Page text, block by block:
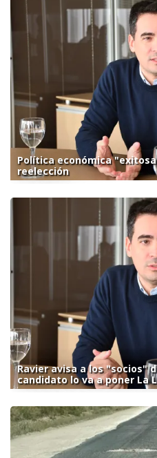
Política económica
reelección
Ravier avisa a los "socios"
candidato lo va a poner La